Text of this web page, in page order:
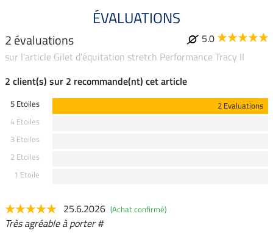
ÉVALUATIONS
2 évaluations
5.0
sur l'article Gilet d'équitation stretch Performance Tracy II
2 client(s) sur 2 recommande(nt) cet article
5 Etoiles
2 Evaluations
4 Etoiles
3 Etoiles
2 Etoiles
1 Etoile
25.6.2026 (Achat confirmé)
Très agréable à porter #